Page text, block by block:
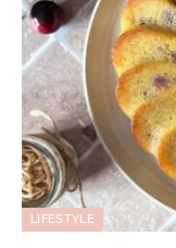
LIFESTYLE